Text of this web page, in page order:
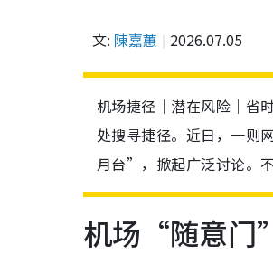
文: 陳嘉蕙 2026.07.05
机场捷径｜潜在风险｜省
处搜寻捷径。近日，一
月台”，掀起广泛讨论。
机场“随意门